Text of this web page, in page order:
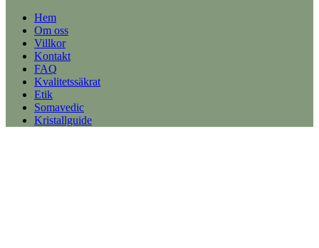
Hem
Om oss
Villkor
Kontakt
FAQ
Kvalitetssäkrat
Etik
Somavedic
Kristallguide